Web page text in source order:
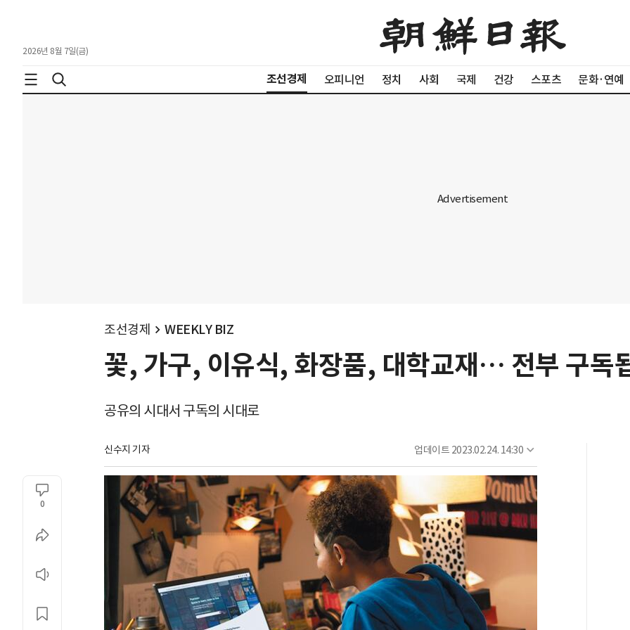
2026년 8월 7일(금)
조선경제 오피니언 정치 사회 국제 건강 스포츠 문화·연예
조선경제 WEEKLY BIZ
꽃, 가구, 이유식, 화장품, 대학교재… 전부 구독
공유의 시대서 구독의 시대로
신수지 기자 업데이트 2023.02.24. 14:30
0